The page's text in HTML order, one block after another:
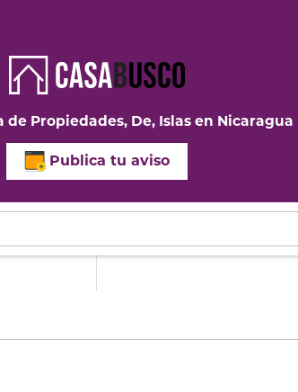
Propiedades, De, Islas en Nicaragua
Publica tu aviso